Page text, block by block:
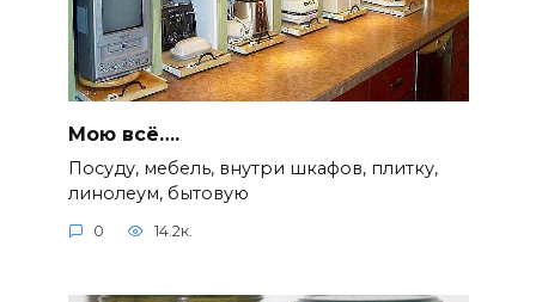
Мою всё….
Посуду, мебель, внутри шкафов, плитку,
линолеум, бытовую
0 14.2к.